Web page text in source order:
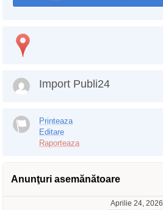
Import Publi24
Printeaza
Editare
Raporteaza
Anunţuri asemănătoare
Aprilie 24, 2026